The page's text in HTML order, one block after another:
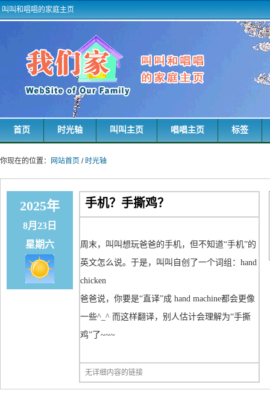
叫叫和唱唱的家庭主页
首页 时光轴 叫叫主页 唱唱主页 标签
你现在的位置： 网站首页 / 时光轴
2025年
8月23日
星期六
手机？手撕鸡？
周末，叫叫想玩爸爸的手机，但不知道“手机”的
英文怎么说。于是，叫叫自创了一个词组：hand
chicken
爸爸说，你要是“直译”成 hand machine都会更像
一些^_^ 而这样翻译，别人估计会理解为“手撕
鸡”了~~~
无详细内容的链接